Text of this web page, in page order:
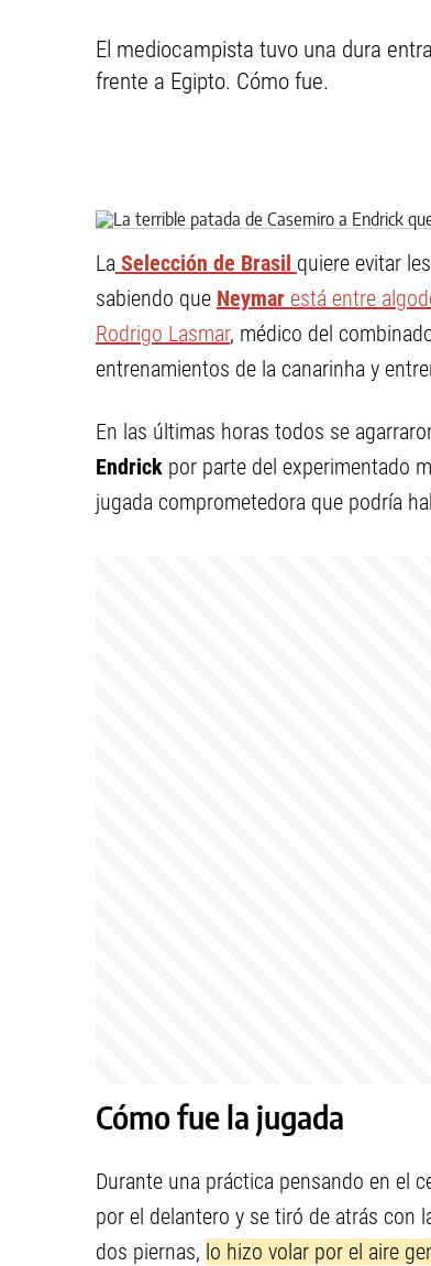
El mediocampista tuvo una dura
frente a Egipto. Cómo fue.
La Selección de Brasil quiere evitar
sabiendo que Neymar está entre
Rodrigo Lasmar, médico del
entrenamientos de la canarinha y
En las últimas horas todos se
Endrick por parte del experimentado
jugada comprometedora que podría
Cómo fue la jugada
Durante una práctica pensando en el
por el delantero y se tiró de atrás con
dos piernas, lo hizo volar por el aire